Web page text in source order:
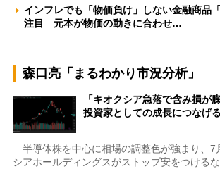
インフレでも「物価負け」しない金融商品
注目 元本が物価の動きに合わせ…
森口亮「まるわかり市況分析」
「キオクシア急落で含み損
投資家としての成長につな
半導体株を中心に相場の調整色が強まり、7
シアホールディングスがストップ安をつける